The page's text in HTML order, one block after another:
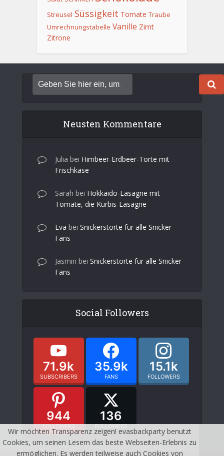
Streusel Süssigkeit Tomate Traube
Umrechnungstabelle Vanille Zimt
Zitrone
Neusten Kommentare
Julia bei Himbeer-Erdbeer-Torte mit
Frischkäse
Sarah bei Hokkaido-Lasagne mit
Tomate, die Kürbis-Lasagne
Eva bei Snickerstorte für alle Snicker
Fans
Jasmin bei Snickerstorte für alle Snicker
Fans
Social Followers
71.9k
SUBSCRIBERS
35.9k
FANS
15.1k
FOLLOWERS
944
FOLLOWERS
136
FOLLOWERS
Wir möchten Transparenz zeigen! evasbackparty benutzt
Cookies, um seinen Lesern das beste Webseiten-Erlebnis zu
ermöglichen. Es werden teilweise auch Cookies von